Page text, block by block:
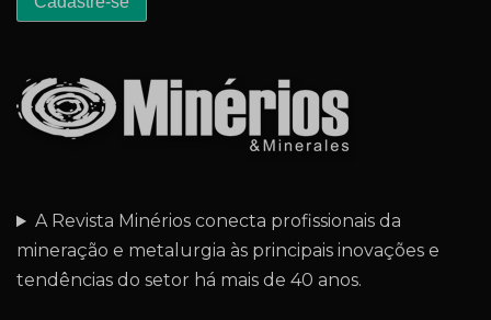
A Revista Minérios conecta profissionais da
mineração e metalurgia às principais inovações e
tendências do setor há mais de 40 anos.